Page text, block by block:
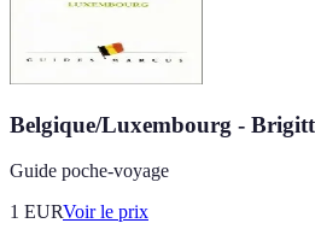
Belgique/Luxembourg -
Guide poche-voyage
1 EURVoir le prix